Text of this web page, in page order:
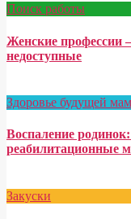
Поиск работы
Женские профессии
недоступные
Здоровье будущей
Воспаление
реабилитационные
Закуски